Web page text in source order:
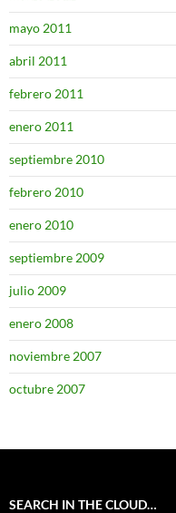
mayo 2011
abril 2011
febrero 2011
enero 2011
septiembre 2010
febrero 2010
enero 2010
septiembre 2009
julio 2009
enero 2008
noviembre 2007
octubre 2007
SEARCH IN THE CLOUD…